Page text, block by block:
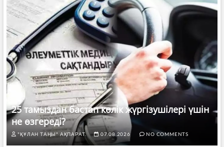
25 тамыздан бастап көлік жүргізушілері үшін
не өзгереді?
"ҚҰЛАН ТАҢЫ" АҚПАРАТ. 07.08.2026 NO COMMENTS